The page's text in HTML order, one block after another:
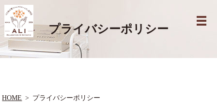
プライバシーポリシー
HOME プライバシーポリシー